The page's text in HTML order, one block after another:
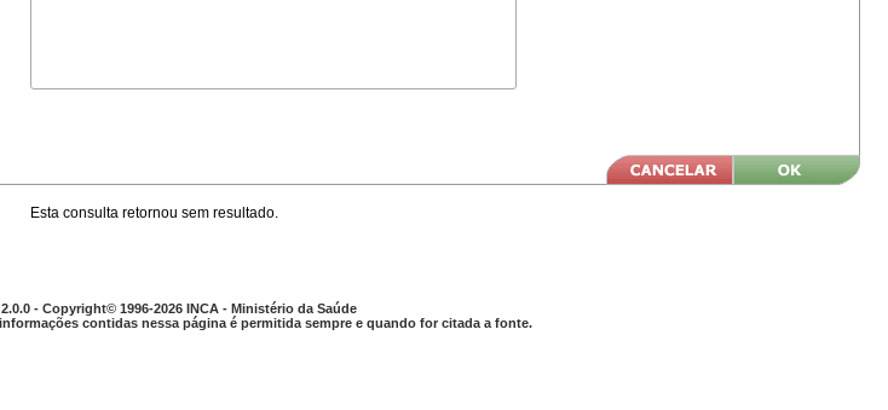
Esta consulta retornou sem resultado.
- Copyright© 1996-2026 INCA - Ministério da Saúde
contidas nessa página é permitida sempre e quando for citada a fonte.